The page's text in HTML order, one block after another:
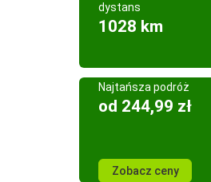
dystans
1028 km
Najtańsza podróż
od 244,99 zł
Zobacz ceny